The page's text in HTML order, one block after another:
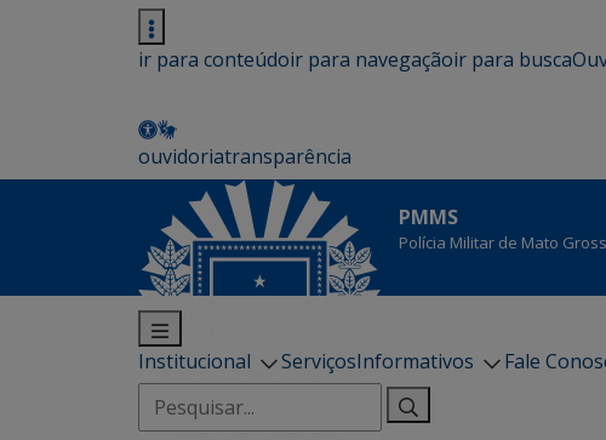
ir para conteúdoir para navegaçãoir para busca
ouvidoriatransparência
PMMS
Polícia Militar de Mato
Institucional ServiçosInformativos
Fale
Pesquisar
por: